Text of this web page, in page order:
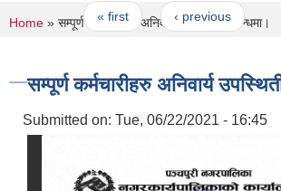
Pages
« first ‹ previous …
You are here
Home » सम्पूर्ण कर्मचारीहरु अनिवार्य उपस्थिती सम्बन्धमा।
सम्पूर्ण कर्मचारीहरु अनिवार्य
Submitted on: Tue, 06/22/2021 - 16:45